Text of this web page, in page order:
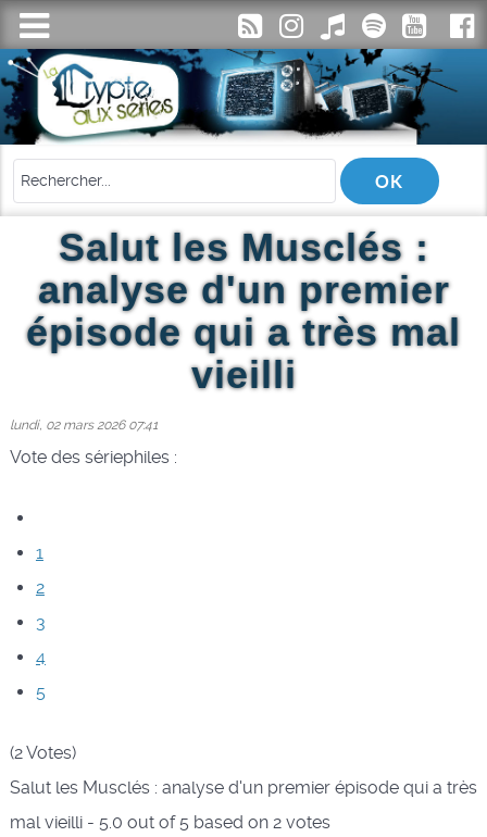
Salut les Musclés :
analyse d'un premier
épisode qui a très mal
vieilli
lundi, 02 mars 2026 07:41
Vote des sériephiles :
1
2
3
4
5
(2 Votes)
Salut les Musclés : analyse d'un premier épisode qui a très
mal vieilli- 5.0 out of 5 based on 2votes